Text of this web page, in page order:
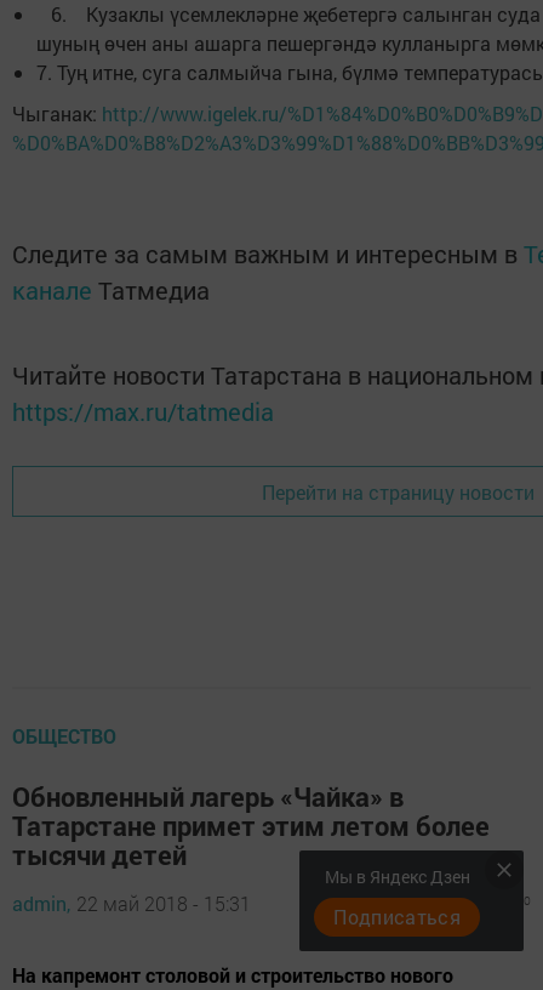
6. Кузаклы үсемлекләрне җебетергә салынган суда
шуның өчен аны ашарга пешергәндә кулланырга
7. Туң итне, суга салмыйча гына, бүлмә
Чыганак: http://www.igelek.ru/
Следите за самым важным и интересным в
канале Татмедиа
Читайте новости Татарстана в
https://max.ru/tatmedia
Перейти на страницу новости
ОБЩЕСТВО
Обновленный лагерь «Чайка» в
Татарстане примет этим летом более
тысячи детей
admin, 22 май 2018 - 15:31 1174 0
На капремонт столовой и строительство нового
Мы в Яндекс Дзен
Подписаться